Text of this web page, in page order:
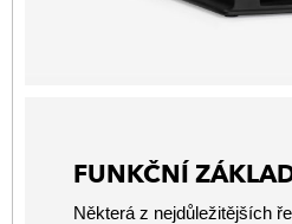
FUNKČNÍ
Některá z nejdůležitějších